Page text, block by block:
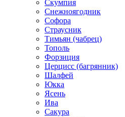
Скумпия
Снежноягодник
Софора
Страусник
Тимьян (чабрец)
Тополь
Форзиция
Церцисс (багрянник)
Шалфей
Юкка
Ясень
Ива
Сакура